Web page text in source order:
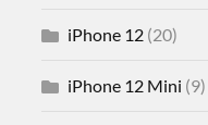
iPhone 12 (20)
iPhone 12 Mini (9)